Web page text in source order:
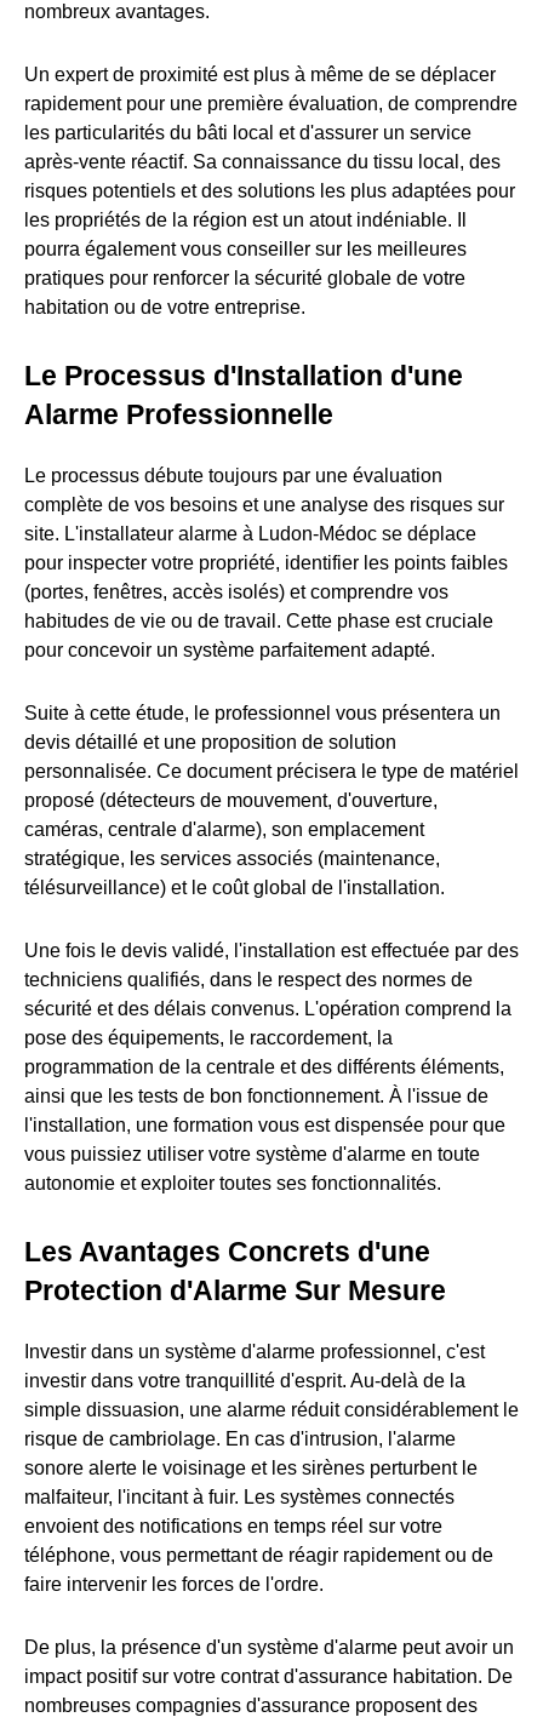
nombreux avantages.
Un expert de proximité est plus à même de se déplacer
rapidement pour une première évaluation, de comprendre
les particularités du bâti local et d'assurer un service
après-vente réactif. Sa connaissance du tissu local, des
risques potentiels et des solutions les plus adaptées pour
les propriétés de la région est un atout indéniable. Il
pourra également vous conseiller sur les meilleures
pratiques pour renforcer la sécurité globale de votre
habitation ou de votre entreprise.
Le Processus d'Installation d'une
Alarme Professionnelle
Le processus débute toujours par une évaluation
complète de vos besoins et une analyse des risques sur
site. L'installateur alarme à Ludon-Médoc se déplace
pour inspecter votre propriété, identifier les points faibles
(portes, fenêtres, accès isolés) et comprendre vos
habitudes de vie ou de travail. Cette phase est cruciale
pour concevoir un système parfaitement adapté.
Suite à cette étude, le professionnel vous présentera un
devis détaillé et une proposition de solution
personnalisée. Ce document précisera le type de matériel
proposé (détecteurs de mouvement, d'ouverture,
caméras, centrale d'alarme), son emplacement
stratégique, les services associés (maintenance,
télésurveillance) et le coût global de l'installation.
Une fois le devis validé, l'installation est effectuée par des
techniciens qualifiés, dans le respect des normes de
sécurité et des délais convenus. L'opération comprend la
pose des équipements, le raccordement, la
programmation de la centrale et des différents éléments,
ainsi que les tests de bon fonctionnement. À l'issue de
l'installation, une formation vous est dispensée pour que
vous puissiez utiliser votre système d'alarme en toute
autonomie et exploiter toutes ses fonctionnalités.
Les Avantages Concrets d'une
Protection d'Alarme Sur Mesure
Investir dans un système d'alarme professionnel, c'est
investir dans votre tranquillité d'esprit. Au-delà de la
simple dissuasion, une alarme réduit considérablement le
risque de cambriolage. En cas d'intrusion, l'alarme
sonore alerte le voisinage et les sirènes perturbent le
malfaiteur, l'incitant à fuir. Les systèmes connectés
envoient des notifications en temps réel sur votre
téléphone, vous permettant de réagir rapidement ou de
faire intervenir les forces de l'ordre.
De plus, la présence d'un système d'alarme peut avoir un
impact positif sur votre contrat d'assurance habitation. De
nombreuses compagnies d'assurance proposent des